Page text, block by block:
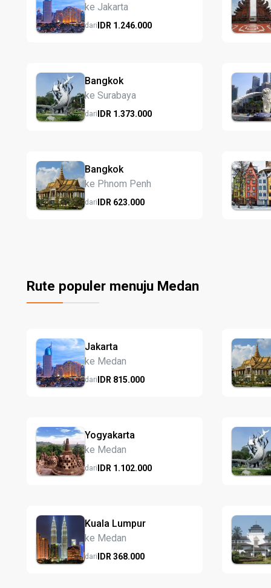
ke Jakarta
dariIDR 1.246.000
Bangkok
ke Surabaya
dariIDR 1.373.000
Bangkok
ke Phnom Penh
dariIDR 623.000
Rute populer menuju Medan
Jakarta
ke Medan
dariIDR 815.000
Yogyakarta
ke Medan
dariIDR 1.102.000
Kuala Lumpur
ke Medan
dariIDR 368.000